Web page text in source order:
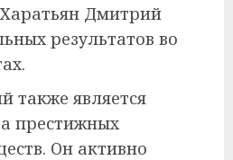
Дмитрий
результатов во
также является
престижных
Он активно